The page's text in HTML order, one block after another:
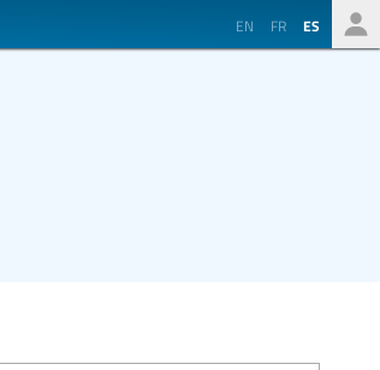
EN FR ES